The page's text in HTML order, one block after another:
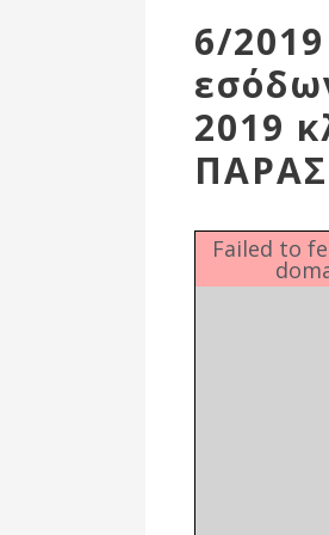
6/
2019
Failed to